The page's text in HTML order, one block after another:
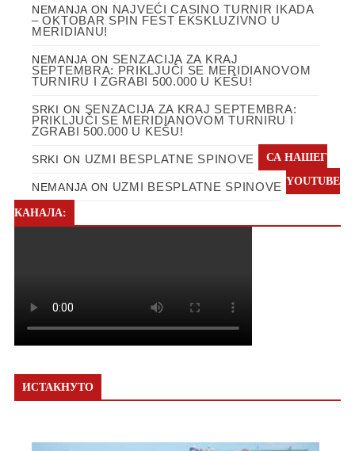
NEMANJAON NAJVEĆI CASINO TURNIR IKADA
– OKTOBAR SPIN FEST EKSKLUZIVNO U
MERIDIANU!
NEMANJAON SENZACIJA ZA KRAJ
SEPTEMBRA: PRIKLJUČI SE MERIDIANOVOM
TURNIRU I ZGRABI 500.000 U KEŠU!
SRKI ON SENZACIJA ZA KRAJ SEPTEMBRA:
PRIKLJUČI SE MERIDIANOVOM TURNIRU I
ZGRABI 500.000 U KEŠU!
SRKI ON UZMI BESPLATNE SPINOVE
NEMANJAON UZMI BESPLATNE SPINOVE
СА НАШЕГ
YOUTUBE
КАНАЛА:
ИСТАКНУТО